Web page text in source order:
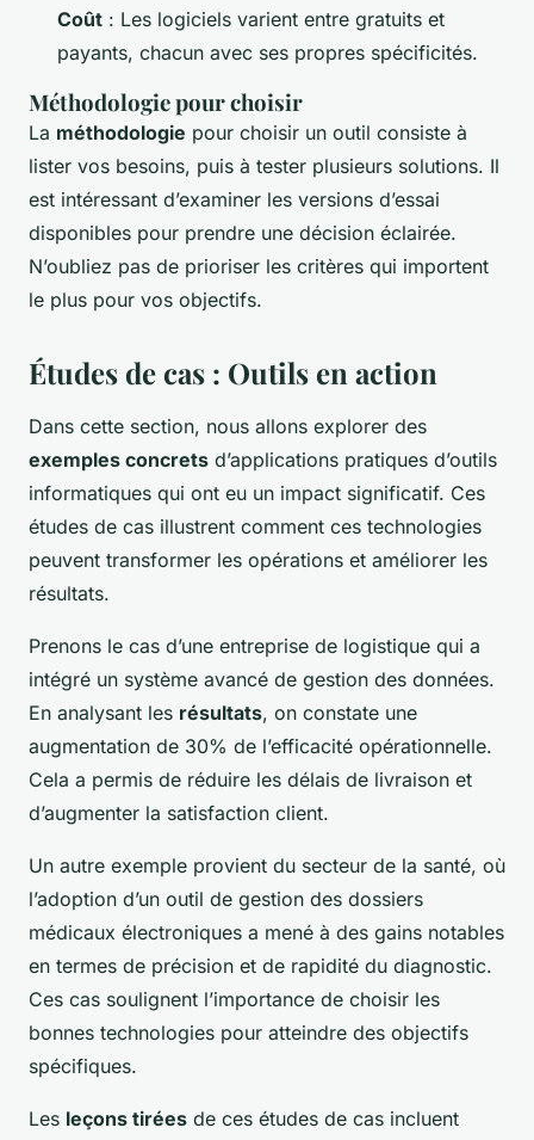
Coût : Les logiciels varient entre gratuits et
payants, chacun avec ses propres spécificités.
Méthodologie pour choisir
La méthodologie pour choisir un outil consiste à
lister vos besoins, puis à tester plusieurs solutions. Il
est intéressant d’examiner les versions d’essai
disponibles pour prendre une décision éclairée.
N’oubliez pas de prioriser les critères qui importent
le plus pour vos objectifs.
Études de cas : Outils en action
Dans cette section, nous allons explorer des
exemples concrets d’applications pratiques d’outils
informatiques qui ont eu un impact significatif. Ces
études de cas illustrent comment ces technologies
peuvent transformer les opérations et améliorer les
résultats.
Prenons le cas d’une entreprise de logistique qui a
intégré un système avancé de gestion des données.
En analysant les résultats, on constate une
augmentation de 30% de l’efficacité opérationnelle.
Cela a permis de réduire les délais de livraison et
d’augmenter la satisfaction client.
Un autre exemple provient du secteur de la santé, où
l’adoption d’un outil de gestion des dossiers
médicaux électroniques a mené à des gains notables
en termes de précision et de rapidité du diagnostic.
Ces cas soulignent l’importance de choisir les
bonnes technologies pour atteindre des objectifs
spécifiques.
Les leçons tirées de ces études de cas incluent